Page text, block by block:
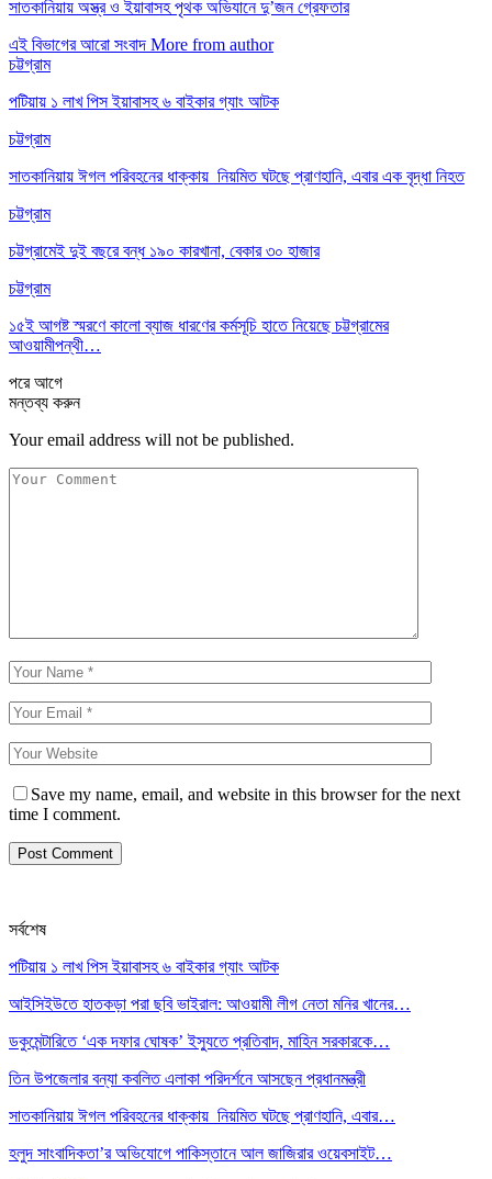
সাতকানিয়ায় অস্ত্র ও ইয়াবাসহ পৃথক অভিযানে দু’জন গ্রেফতার
এই বিভাগের আরো সংবাদ More from author
চট্টগ্রাম
পটিয়ায় ১ লাখ পিস ইয়াবাসহ ৬ বাইকার গ্যাং আটক
চট্টগ্রাম
সাতকানিয়ায় ঈগল পরিবহনের ধাক্কায় নিয়মিত ঘটছে প্রাণহানি, এবার এক বৃদ্ধা নিহত
চট্টগ্রাম
চট্টগ্রামেই দুই বছরে বন্ধ ১৯০ কারখানা, বেকার ৩০ হাজার
চট্টগ্রাম
১৫ই আগষ্ট স্মরণে কালো ব্যাজ ধারণের কর্মসূচি হাতে নিয়েছে চট্টগ্রামের
আওয়ামীপন্থী…
পরেআগে
মন্তব্য করুন
Your email address will not be published.
Save my name, email, and website in this browser for the next
time I comment.
সর্বশেষ
পটিয়ায় ১ লাখ পিস ইয়াবাসহ ৬ বাইকার গ্যাং আটক
আইসিইউতে হাতকড়া পরা ছবি ভাইরাল: আওয়ামী লীগ নেতা মনির খানের…
ডকুমেন্টারিতে ‘এক দফার ঘোষক’ ইস্যুতে প্রতিবাদ, মাহিন সরকারকে…
তিন উপজেলার বন্যা কবলিত এলাকা পরিদর্শনে আসছেন প্রধানমন্ত্রী
সাতকানিয়ায় ঈগল পরিবহনের ধাক্কায় নিয়মিত ঘটছে প্রাণহানি, এবার…
হলুদ সাংবাদিকতা’র অভিযোগে পাকিস্তানে আল জাজিরার ওয়েবসাইট…